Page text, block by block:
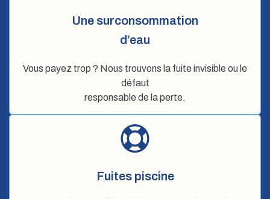
Une surconsommation
d’eau
Vous payez trop ? Nous trouvons la fuite invisible ou le
défaut
responsable de la perte.
Fuites piscine